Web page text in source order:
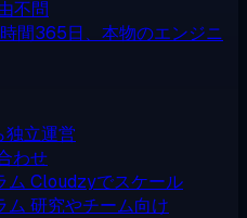
不問
間365日、本物のエンジニ
立運営
わせ
ム Cloudzyでスケール
ム 研究やチーム向け